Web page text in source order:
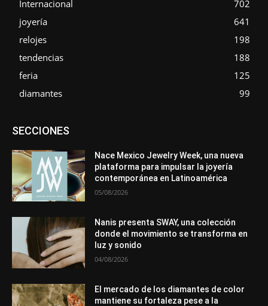
Internacional
702
joyería
641
relojes
198
tendencias
188
feria
125
diamantes
99
SECCIONESAsociaciones
Entrevistas
Opiniones
Premios Secciones
Sucesos
Más
Nace Mexico Jewelry Week, una nueva
plataforma para impulsar la joyería
contemporánea en Latinoamérica
05/08/2026
Nanis presenta SWAY, una colección
donde el movimiento se transforma en
luz y sonido
04/08/2026
El mercado de los diamantes de color
mantiene su fortaleza pese a la